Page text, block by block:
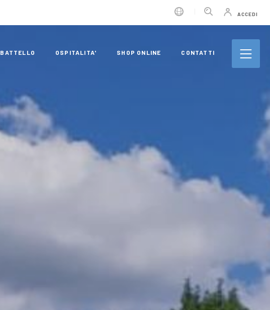
BATTELLO OSPITALITA' SHOP ONLINE CONTATTI
ACCEDI